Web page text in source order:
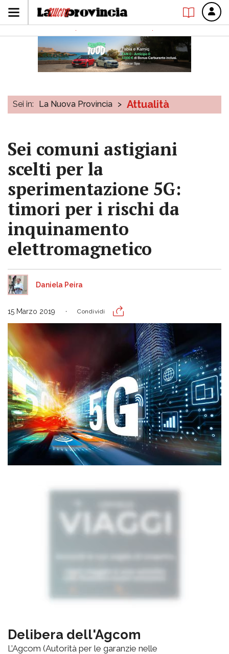
Sei in: La Nuova Provincia > Attualità
Sei comuni astigiani
scelti per la
sperimentazione 5G:
timori per i rischi da
inquinamento
elettromagnetico
Daniela Peira
15 Marzo 2019 Condividi
Delibera dell'Agcom
L’Agcom (Autorità per le garanzie nelle